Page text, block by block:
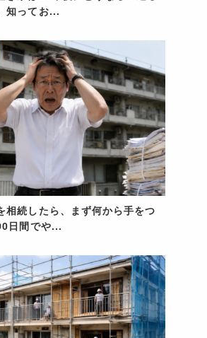
知ってお...
相続したら、まず何から手をつ
日間でや...